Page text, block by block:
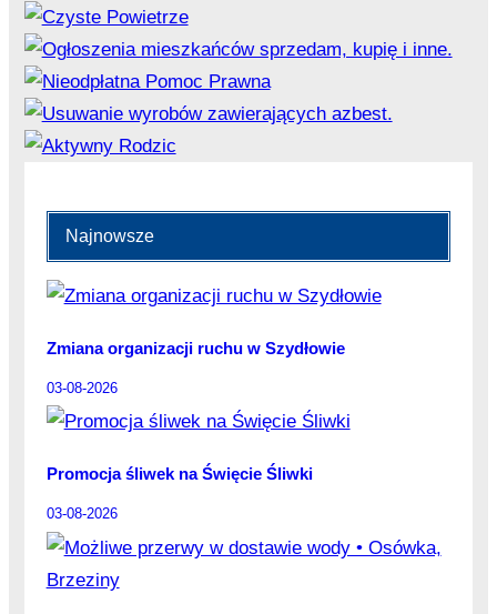
Najnowsze
Zmiana organizacji ruchu w Szydłowie
03-08-2026
Promocja śliwek na Święcie Śliwki
03-08-2026